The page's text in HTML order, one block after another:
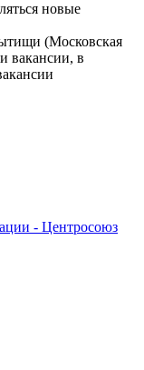
новые
(Московская
вакансии, в
- Центросоюз